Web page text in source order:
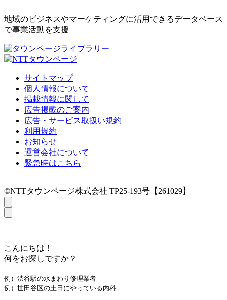
地域のビジネスやマーケティングに活用できるデータベース
で事業活動を支援
サイトマップ
個人情報について
掲載情報に関して
広告掲載のご案内
広告・サービス取扱い規約
利用規約
お知らせ
運営会社について
緊急時はこちら
©NTTタウンページ株式会社 TP25-193号【261029】
こんにちは！
何をお探しですか？
例）渋谷駅の水まわり修理業者
例）世田谷区の土日にやっている内科